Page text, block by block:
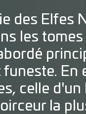
des Elfes
les
funeste.
celle
la